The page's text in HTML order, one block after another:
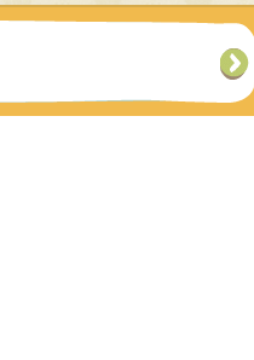
a sua própria pipa; ou
no céu), e o brincante